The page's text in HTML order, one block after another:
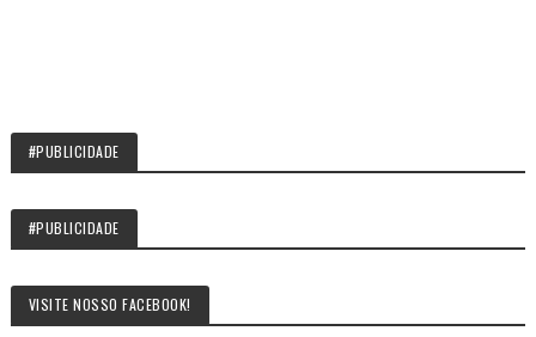
#PUBLICIDADE
#PUBLICIDADE
VISITE NOSSO FACEBOOK!